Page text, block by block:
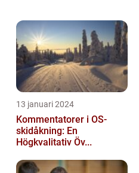
13 januari 2024
Kommentatorer i OS-
skidåkning: En
Högkvalitativ Öv...